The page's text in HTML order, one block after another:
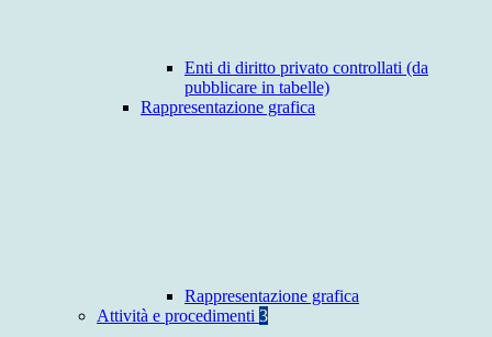
Enti di diritto privato controllati (da
pubblicare in tabelle)
Rappresentazione grafica
Rappresentazione grafica
Attività e procedimenti 3